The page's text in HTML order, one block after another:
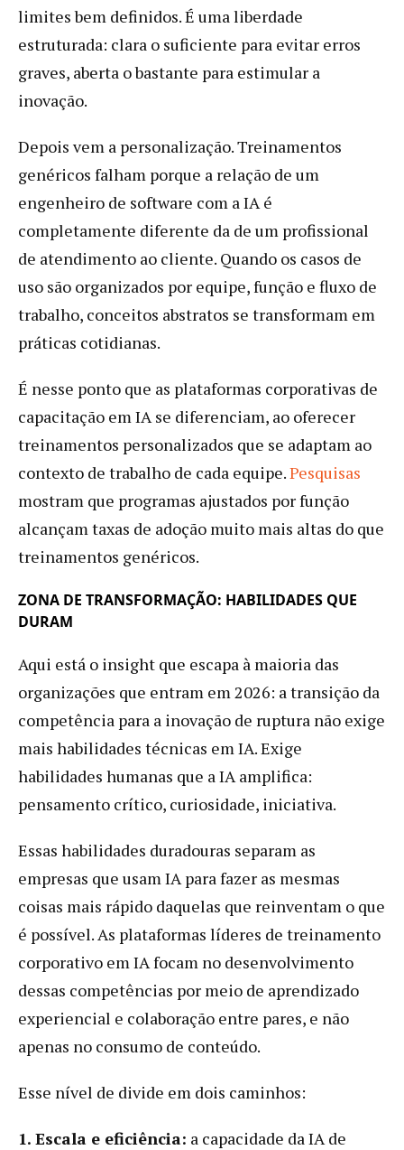
limites bem definidos. É uma liberdade
estruturada: clara o suficiente para evitar erros
graves, aberta o bastante para estimular a
inovação.
Depois vem a personalização. Treinamentos
genéricos falham porque a relação de um
engenheiro de software com a IA é
completamente diferente da de um profissional
de atendimento ao cliente. Quando os casos de
uso são organizados por equipe, função e fluxo de
trabalho, conceitos abstratos se transformam em
práticas cotidianas.
É nesse ponto que as plataformas corporativas de
capacitação em IA se diferenciam, ao oferecer
treinamentos personalizados que se adaptam ao
contexto de trabalho de cada equipe.Pesquisas
mostram que programas ajustados por função
alcançam taxas de adoção muito mais altas do que
treinamentos genéricos.
ZONA DE TRANSFORMAÇÃO: HABILIDADES QUE
DURAM
Aqui está o insight que escapa à maioria das
organizações que entram em 2026: a transição da
competência para a inovação de ruptura não exige
mais habilidades técnicas em IA. Exige
habilidades humanas que a IA amplifica:
pensamento crítico, curiosidade, iniciativa.
Essas habilidades duradouras separam as
empresas que usam IA para fazer as mesmas
coisas mais rápido daquelas que reinventam o que
é possível. As plataformas líderes de treinamento
corporativo em IA focam no desenvolvimento
dessas competências por meio de aprendizado
experiencial e colaboração entre pares, e não
apenas no consumo de conteúdo.
Esse nível de divide em dois caminhos:
1. Escala e eficiência: a capacidade da IA de